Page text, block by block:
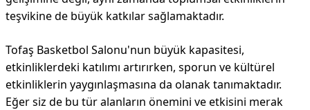
teşvikine de büyük katkılar sağlamaktadır.
Tofaş Basketbol Salonu'nun büyük kapasitesi,
etkinliklerdeki katılımı artırırken, sporun ve kültürel
etkinliklerin yaygınlaşmasına da olanak tanımaktadır.
Eğer siz de bu tür alanların önemini ve etkisini merak